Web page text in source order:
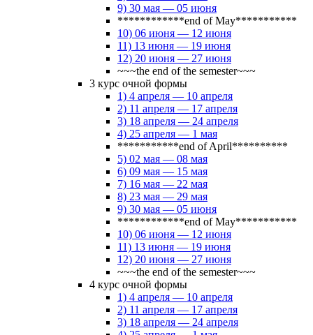
9) 30 мая — 05 июня
************end of May***********
10) 06 июня — 12 июня
11) 13 июня — 19 июня
12) 20 июня — 27 июня
~~~the end of the semester~~~
3 курс очной формы
1) 4 апреля — 10 апреля
2) 11 апреля — 17 апреля
3) 18 апреля — 24 апреля
4) 25 апреля — 1 мая
***********end of April**********
5) 02 мая — 08 мая
6) 09 мая — 15 мая
7) 16 мая — 22 мая
8) 23 мая — 29 мая
9) 30 мая — 05 июня
************end of May***********
10) 06 июня — 12 июня
11) 13 июня — 19 июня
12) 20 июня — 27 июня
~~~the end of the semester~~~
4 курс очной формы
1) 4 апреля — 10 апреля
2) 11 апреля — 17 апреля
3) 18 апреля — 24 апреля